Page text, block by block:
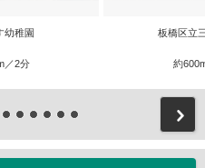
幼稚園
／2分
板橋区立
約